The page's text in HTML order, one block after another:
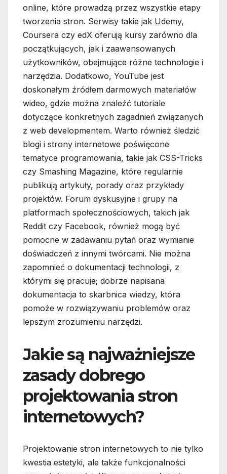
online, które prowadzą przez wszystkie etapy
tworzenia stron. Serwisy takie jak Udemy,
Coursera czy edX oferują kursy zarówno dla
początkujących, jak i zaawansowanych
użytkowników, obejmujące różne technologie i
narzędzia. Dodatkowo, YouTube jest
doskonałym źródłem darmowych materiałów
wideo, gdzie można znaleźć tutoriale
dotyczące konkretnych zagadnień związanych
z web developmentem. Warto również śledzić
blogi i strony internetowe poświęcone
tematyce programowania, takie jak CSS-Tricks
czy Smashing Magazine, które regularnie
publikują artykuły, porady oraz przykłady
projektów. Forum dyskusyjne i grupy na
platformach społecznościowych, takich jak
Reddit czy Facebook, również mogą być
pomocne w zadawaniu pytań oraz wymianie
doświadczeń z innymi twórcami. Nie można
zapomnieć o dokumentacji technologii, z
którymi się pracuje; dobrze napisana
dokumentacja to skarbnica wiedzy, która
pomoże w rozwiązywaniu problemów oraz
lepszym zrozumieniu narzędzi.
Jakie są najważniejsze
zasady dobrego
projektowania stron
internetowych?
Projektowanie stron internetowych to nie tylko
kwestia estetyki, ale także funkcjonalności